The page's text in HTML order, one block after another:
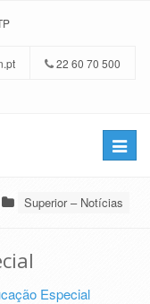
22 60 70 500
Toggle
Superior – Notícias
Especial